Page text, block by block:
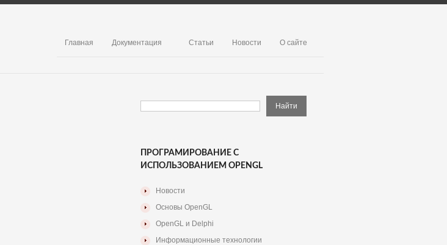
Главная Документация Статьи Новости О сайте
ПРОГРАМИРОВАНИЕ С
ИСПОЛЬЗОВАНИЕМ OPENGL
Новости
Основы OpenGL
OpenGL и Delphi
Информационные технологии